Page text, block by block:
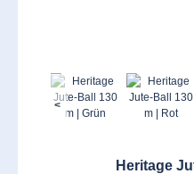
<
Heritage